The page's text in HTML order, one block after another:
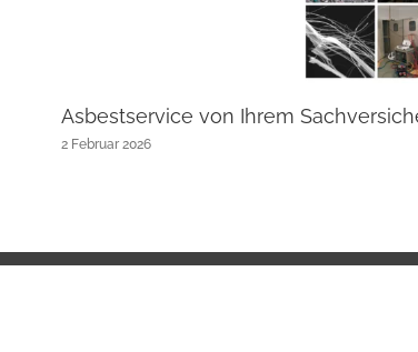
Asbestservice von Ihrem
2 Februar 2026